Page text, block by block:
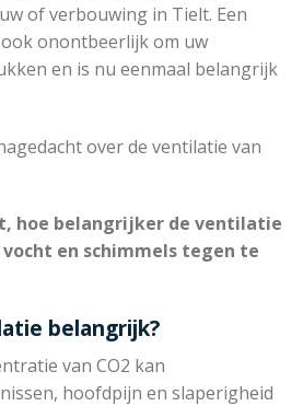
of verbouwing in Tielt. Een
onontbeerlijk om uw
en is nu eenmaal belangrijk
over de ventilatie van
hoe belangrijker de ventilatie
en schimmels tegen te
belangrijk?
van CO2 kan
hoofdpijn en slaperigheid